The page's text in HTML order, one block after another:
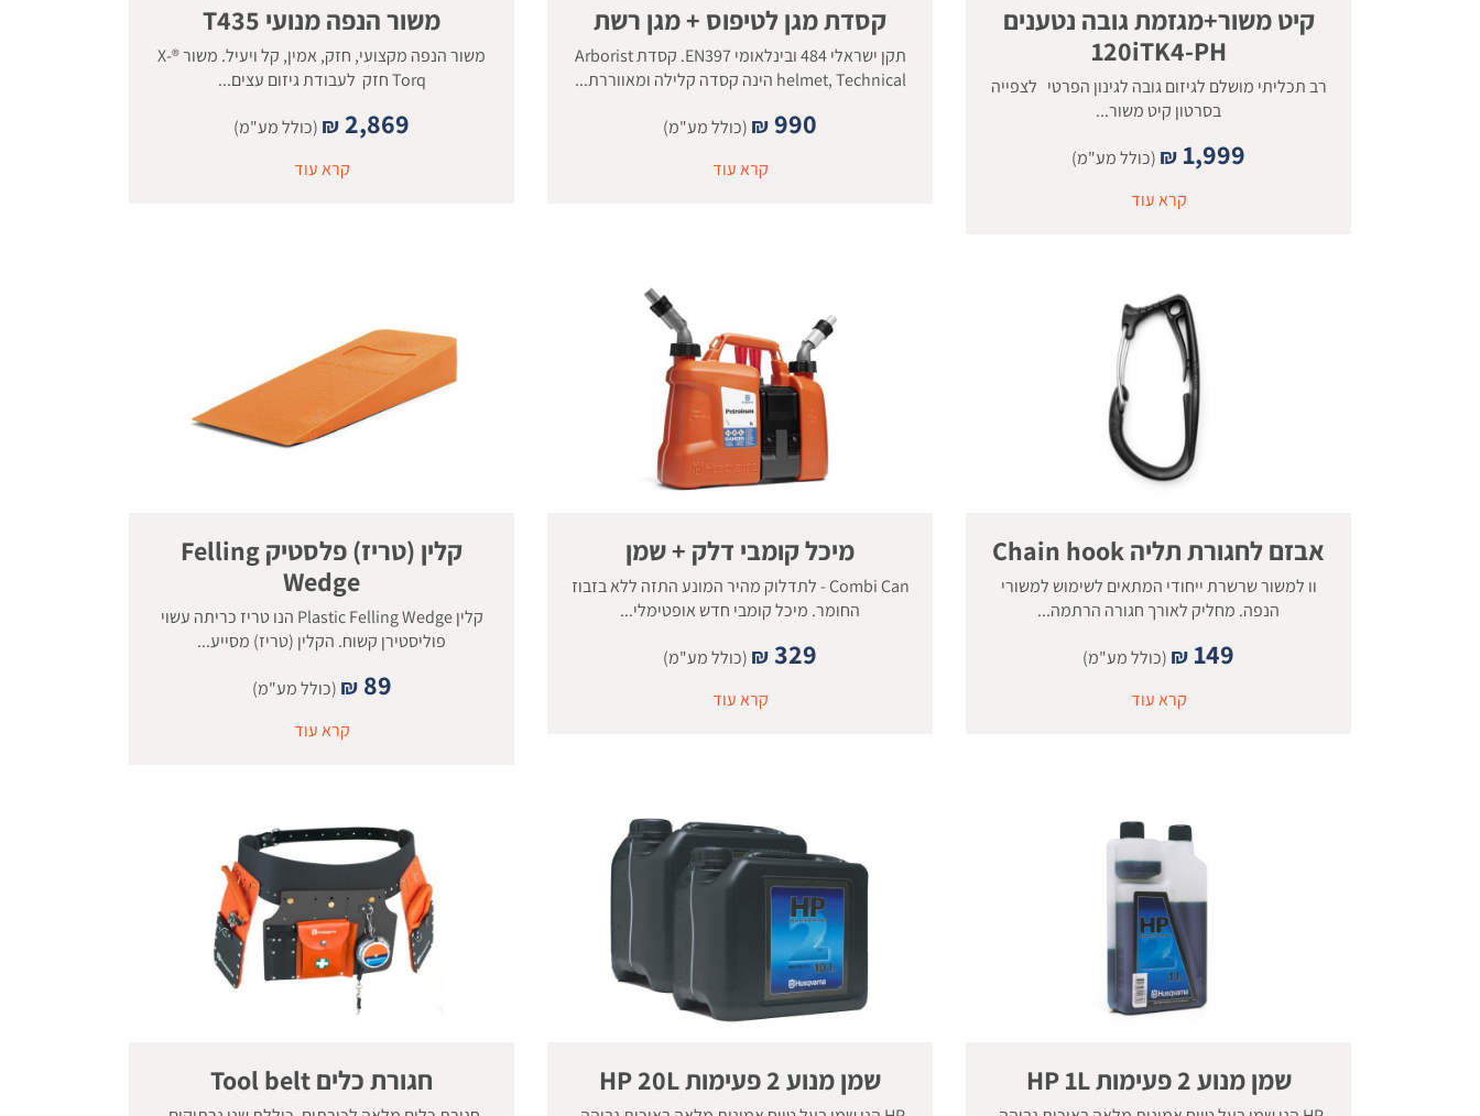
קיט משור+מגזמת גובה נטענים
120iTK4-PH
רב תכליתי מושלם לגיזום גובה לגינון הפרטי לצפייה
בסרטון קיט משור...
₪ 1,999
(כולל מע"מ)
קרא עוד
קסדת מגן לטיפוס + מגן רשת
תקן ישראלי 484 ובינלאומי EN397. קסדת Arborist
helmet, Technical הינה קסדה קלילה ומאווררת...
₪990
(כולל מע"מ)
קרא עוד
משור הנפה מנועי T435
משור הנפה מקצועי, חזק, אמין, קל ויעיל. משור ®X-
Torq חזק לעבודת גיזום עצים...
₪ 2,869
(כולל מע"מ)
קרא עוד
אבזם לחגורת תליה Chain hook
וו למשור שרשרת ייחודי המתאים לשימוש למשורי
הנפה. מחליק לאורך חגורה הרתמה...
₪ 149
(כולל מע"מ)
קרא עוד
מיכל קומבי דלק + שמן
Combi Can - לתדלוק מהיר המונע התזה ללא בזבוז
החומר. מיכל קומבי חדש אופטימלי...
₪329
(כולל מע"מ)
קרא עוד
קלין (טריז) פלסטיק Felling
Wedge
קלין Plastic Felling Wedge הנו טריז כריתה עשוי
פוליסטירן קשוח. הקלין (טריז) מסייע...
₪ 89
(כולל מע"מ)
קרא עוד
שמן מנוע 2 פעימות HP 1L שמן מנוע 2 פעימות HP 20L חגורת כלים Tool belt